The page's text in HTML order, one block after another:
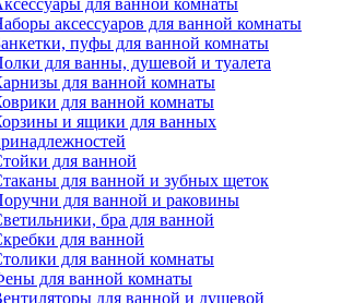
для ванной комнаты
аксессуаров для ванной комнаты
пуфы для ванной комнаты
для ванны, душевой и туалета
для ванной комнаты
для ванной комнаты
и ящики для ванных
для ванной
для ванной и зубных щеток
для ванной и раковины
бра для ванной
для ванной
для ванной комнаты
для ванной комнаты
для ванной и душевой